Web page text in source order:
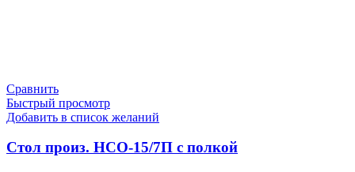
Сравнить
Быстрый просмотр
Добавить в список желаний
Стол произ. НСО-15/7П с полкой